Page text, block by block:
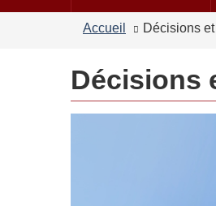
Accueil Décisions
Décisions